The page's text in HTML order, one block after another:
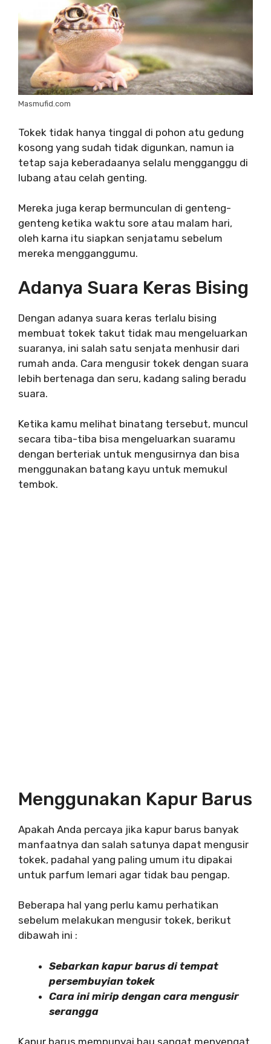
Masmufid.com
Tokek tidak hanya tinggal di pohon atu gedung
kosong yang sudah tidak digunkan, namun ia
tetap saja keberadaanya selalu mengganggu di
lubang atau celah genting.
Mereka juga kerap bermunculan di genteng-
genteng ketika waktu sore atau malam hari,
oleh karna itu siapkan senjatamu sebelum
mereka mengganggumu.
Adanya Suara Keras Bising
Dengan adanya suara keras terlalu bising
membuat tokek takut tidak mau mengeluarkan
suaranya, ini salah satu senjata menhusir dari
rumah anda. Cara mengusir tokek dengan suara
lebih bertenaga dan seru, kadang saling beradu
suara.
Ketika kamu melihat binatang tersebut, muncul
secara tiba-tiba bisa mengeluarkan suaramu
dengan berteriak untuk mengusirnya dan bisa
menggunakan batang kayu untuk memukul
tembok.
Menggunakan Kapur Barus
Apakah Anda percaya jika kapur barus banyak
manfaatnya dan salah satunya dapat mengusir
tokek, padahal yang paling umum itu dipakai
untuk parfum lemari agar tidak bau pengap.
Beberapa hal yang perlu kamu perhatikan
sebelum melakukan mengusir tokek, berikut
dibawah ini :
Sebarkan kapur barus di tempat
persembuyian tokek
Cara ini mirip dengan cara mengusir
serangga